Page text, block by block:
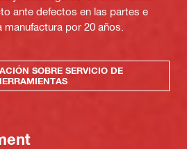
ante defectos en las partes e
manufactura por 20 años.
SOBRE SERVICIO DE